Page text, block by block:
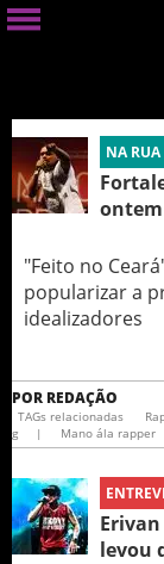
NA RUA
"Feito no
popularizar a
idealizadores
POR REDAÇÃO
TAGs relacionadas
g
| Mano ála rapper
levou